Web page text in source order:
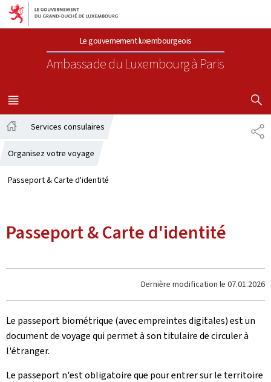
Aller au menu principal
Aller au contenu
Le gouvernement luxembourgeois
Ambassade du Luxembourgà Paris
MENU
PRINCIPAL
Services consulaires
Organisez votre voyage
Passeport & Carte d'identité
Passeport & Carte d'identité
Dernière modification le 07.01.2026
Le passeport biométrique (avec empreintes digitales) est un
document de voyage qui permet à son titulaire de circuler à
l'étranger.
Le passeport n'est obligatoire que pour entrer sur le territoire